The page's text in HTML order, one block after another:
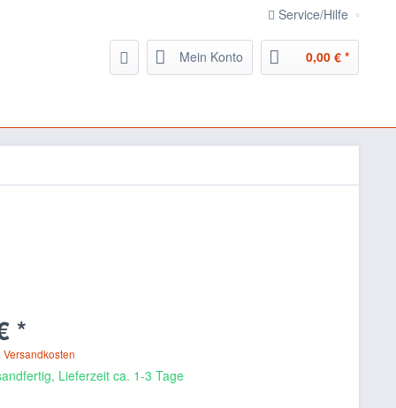
Service/Hilfe
Mein Konto 0,00 € *
*
Versandkosten
Lieferzeit ca. 1-3 Tage